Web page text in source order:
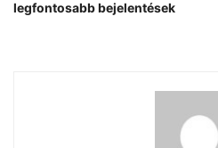
legfontosabb bejelentések